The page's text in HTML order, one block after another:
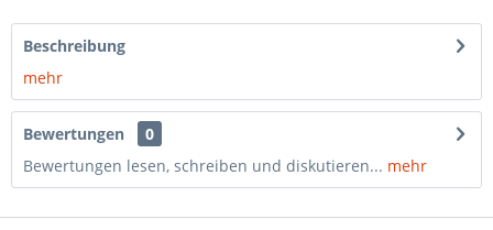
Beschreibung
mehr
Bewertungen
0
Bewertungen lesen, schreiben und diskutieren... mehr